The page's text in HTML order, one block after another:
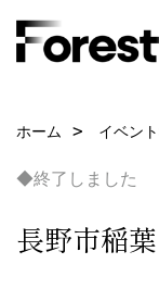
ホーム イベン
◆終了しました
長野市稲